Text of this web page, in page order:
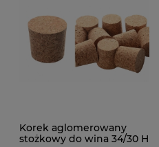
Korek aglomerowany
stożkowy do wina 34/30 H